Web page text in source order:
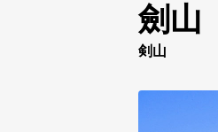
劍山
剣山